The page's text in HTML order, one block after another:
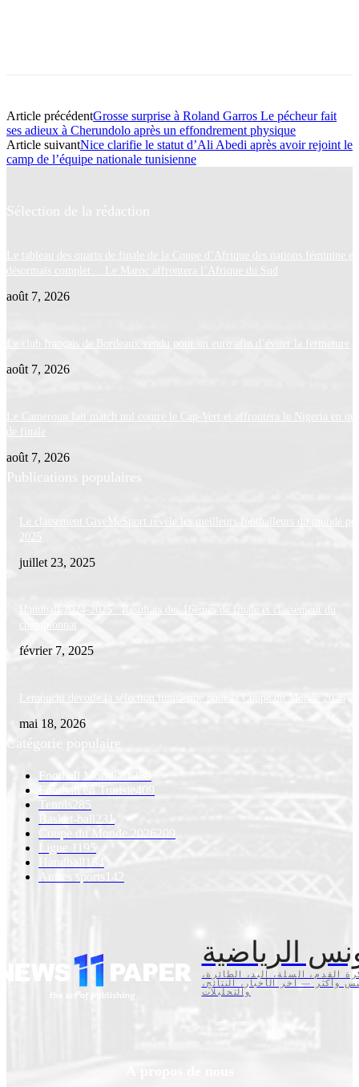
Article précédentGrosse surprise à Roland Garros Le pécheur fait
ses adieux à Cherundolo après un effondrement physique
Article suivantNice clarifie le statut d’Ali Abedi après avoir rejoint le
camp de l’équipe nationale tunisienne
Sélection de la rédaction
Le tableau des quarts de finale de la Coupe d’Afrique des nations féminine
désormais complet… Le Maroc affrontera l’Afrique du Sud
août 7, 2026
Le club français de Bordeaux vendu pour un euro afin d’éviter la fermeture
août 7, 2026
Le Cameroun fait match nul contre le Cap-Vert et affrontera le Nigeria en
de finale
août 7, 2026
Publications populaires
Le classement GiveMeSport révèle les meilleurs footballeurs du monde
2025
juillet 23, 2025
Handball 2024-2025 : Résultats des 16èmes de finale et classement du
championnat
février 7, 2025
Lemouchi dévoile la sélection tunisienne pour la Coupe du Monde 2026
mai 18, 2026
Catégorie populaire
Football Mondial
1259
Football en Tunisie409
Tennis 285
Basket-ball 231
Coupe du Monde 2026209
Ligue 1
195
Handball
154
Autres sports 142
الرياضية
القدم، السلة، اليد، الطائرة،
وأكثر — آخر الأخبار، النتائج،
والتحليلات